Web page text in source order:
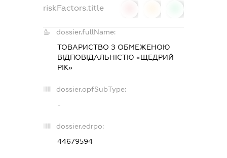
riskFactors.title
dossier.fullName:
ТОВАРИСТВО З ОБМЕЖЕНОЮ
ВІДПОВІДАЛЬНІСТЮ «ЩЕДРИЙ
РІК»
dossier.opfSubType:
-
dossier.edrpo:
44679594